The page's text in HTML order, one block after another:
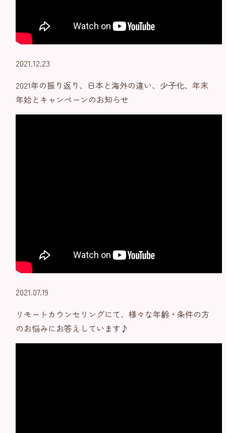
2021.12.23
2021年の振り返り、日本と海外の違い、少子化、年末
年始とキャンペーンのお知らせ
2021.07.19
リモートカウンセリングにて、様々な年齢・条件の方
のお悩みにお答えしています♪